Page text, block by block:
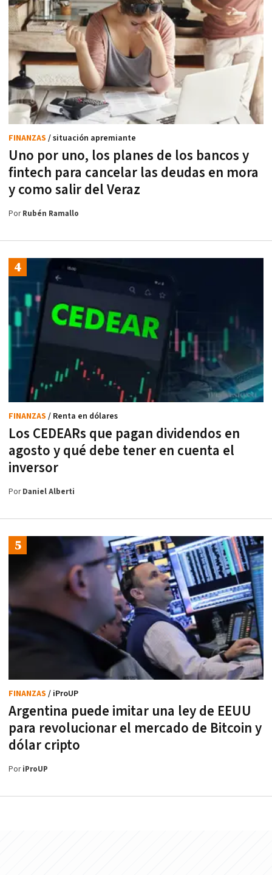
Uno por uno, los planes de los bancos y
fintech para cancelar las deudas en mora
y como salir del Veraz
FINANZAS / situación apremiante
PorRubén Ramallo
Los CEDEARs que pagan dividendos en
agosto y qué debe tener en cuenta el
inversor
FINANZAS / Renta en dólares
PorDaniel Alberti
Argentina puede imitar una ley de EEUU
para revolucionar el mercado de Bitcoin y
dólar cripto
FINANZAS / iProUP
PoriProUP